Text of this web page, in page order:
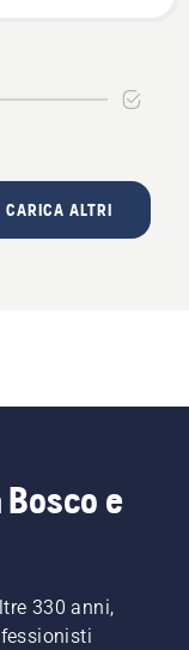
CARICA ALTRI
e
330 anni,